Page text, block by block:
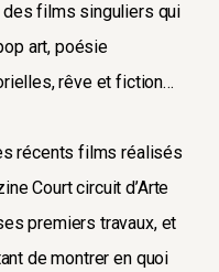
films singuliers qui
art, poésie
rêve et fiction…
récents films réalisés
Court circuit d’Arte
premiers travaux, et
de montrer en quoi